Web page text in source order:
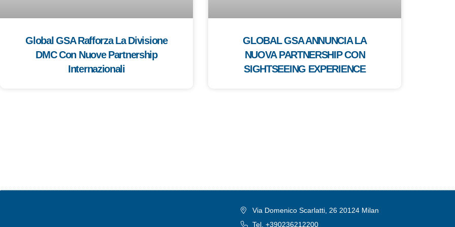
Global GSA Rafforza La Divisione
DMC Con Nuove Partnership
Internazionali
GLOBAL GSA ANNUNCIA LA
NUOVA PARTNERSHIP CON
SIGHTSEEING EXPERIENCE
Via Domenico Scarlatti, 26 20124 Milan
Tel. +390236212200